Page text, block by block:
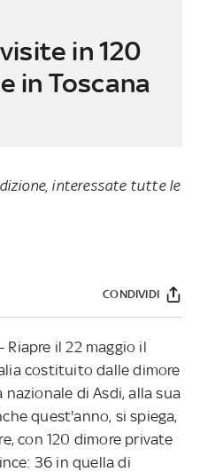
in 120
in Toscana
interessate tutte le
CONDIVIDI
Riapre il 22 maggio il
costituito dalle dimore
di Asdi, alla sua
quest'anno, si spiega,
con 120 dimore private
36 in quella di